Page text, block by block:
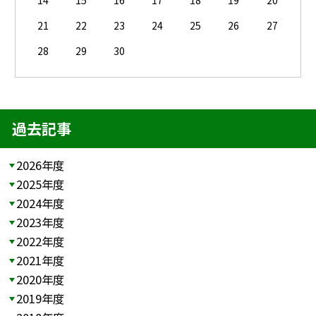
21
22 23 24 25 26
27
28
29 30
過去記事
2026年度
2025年度
2024年度
2023年度
2022年度
2021年度
2020年度
2019年度